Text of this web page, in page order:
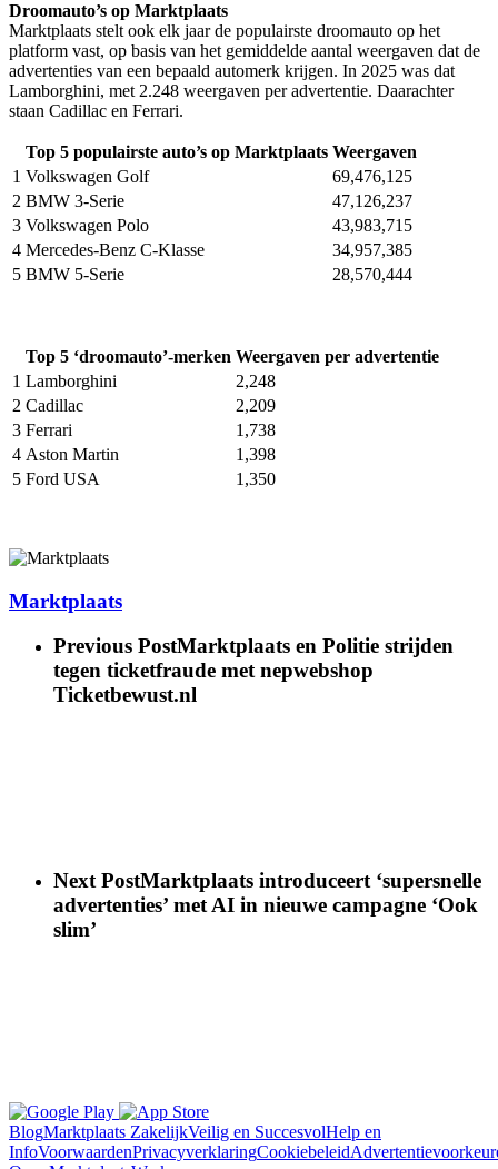
Droomauto’s op Marktplaats
Marktplaats stelt ook elk jaar de populairste droomauto op het
platform vast, op basis van het gemiddelde aantal weergaven dat de
advertenties van een bepaald automerk krijgen. In 2025 was dat
Lamborghini, met 2.248 weergaven per advertentie. Daarachter
staan Cadillac en Ferrari.
Top 5 populairste auto’s op Marktplaats Weergaven
1 Volkswagen Golf
69,476,125
2 BMW 3-Serie
47,126,237
3 Volkswagen Polo
43,983,715
4 Mercedes-Benz C-Klasse
34,957,385
5 BMW 5-Serie 28,570,444
Top 5 ‘droomauto’-merken Weergaven per advertentie
1 Lamborghini
2,248
2 Cadillac
2,209
3 Ferrari
1,738
4 Aston Martin
1,398
5 Ford USA 1,350
Marktplaats
Previous PostMarktplaats en Politie strijden
tegen ticketfraude met nepwebshop
Ticketbewust.nl
Next PostMarktplaats introduceert ‘supersnelle
advertenties’ met AI in nieuwe campagne ‘Ook
slim’
BlogMarktplaats ZakelijkVeilig en SuccesvolHelp en
InfoVoorwaardenPrivacyverklaringCookiebeleid